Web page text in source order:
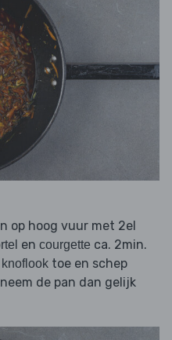
op hoog vuur met 2el
en courgette ca. 2min.
knoflook toe en schep
de pan dan gelijk